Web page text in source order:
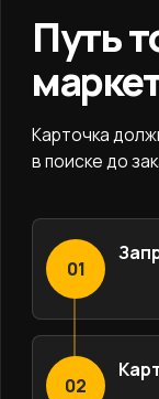
Путь
Карточка
в поиске до
01
02